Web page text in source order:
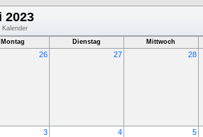
2023
Kalender
Montag
Dienstag Mittwoch
26 27 28
3 4 5